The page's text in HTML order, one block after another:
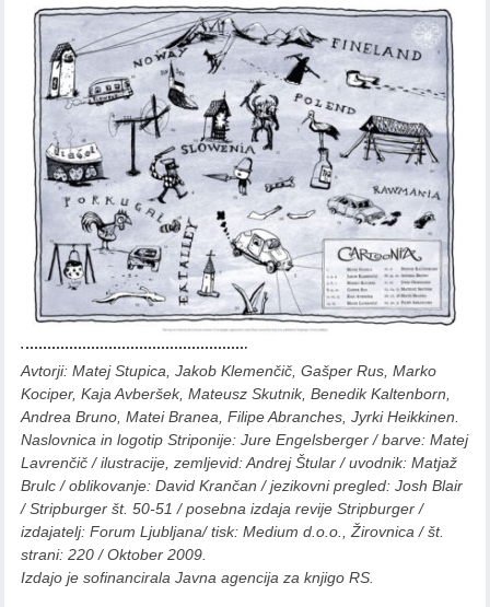
Avtorji: Matej Stupica, Jakob Klemenčič, Gašper Rus, Marko
Kociper, Kaja Avberšek, Mateusz Skutnik, Benedik Kaltenborn,
Andrea Bruno, Matei Branea, Filipe Abranches, Jyrki Heikkinen.
Naslovnica in logotip Striponije: Jure Engelsberger / barve: Matej
Lavrenčič / ilustracije, zemljevid: Andrej Štular / uvodnik: Matjaž
Brulc / oblikovanje: David Krančan / jezikovni pregled: Josh Blair
/ Stripburger št. 50-51 / posebna izdaja revije Stripburger /
izdajatelj: Forum Ljubljana/ tisk: Medium d.o.o., Žirovnica / št.
strani: 220 / Oktober 2009.
Izdajo je sofinancirala Javna agencija za knjigo RS.